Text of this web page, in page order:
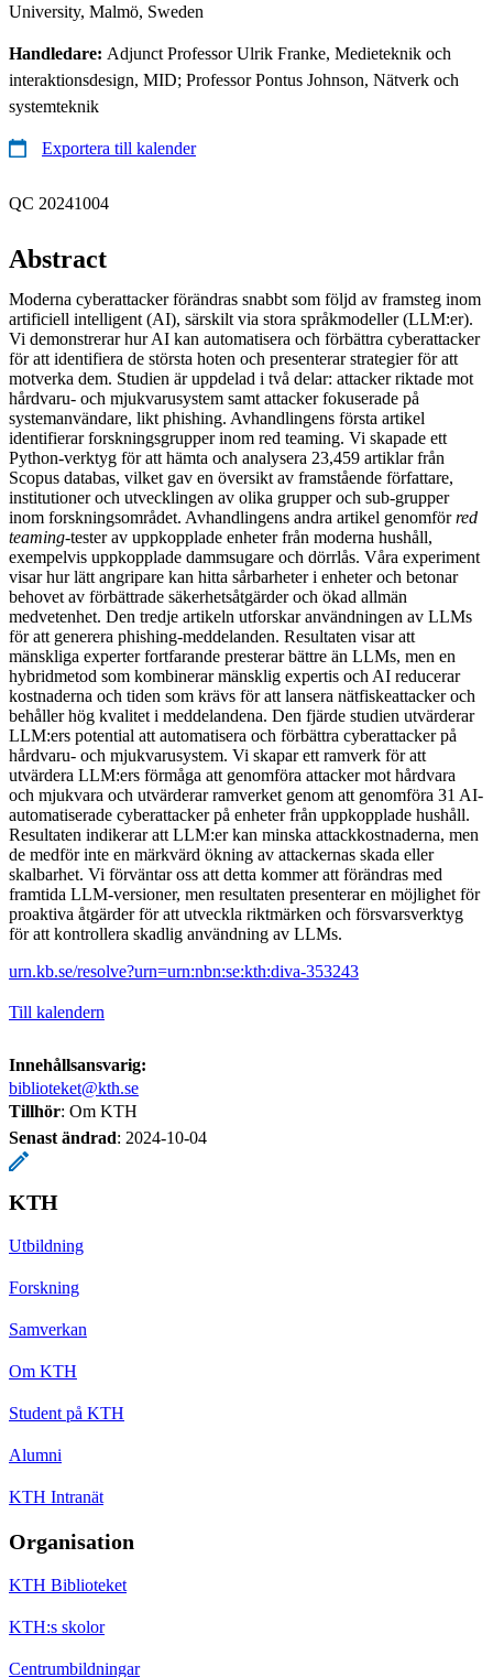
University, Malmö, Sweden
Handledare: Adjunct Professor Ulrik Franke, Medieteknik och
interaktionsdesign, MID; Professor Pontus Johnson, Nätverk och
systemteknik
Exportera till kalender
QC 20241004
Abstract
Moderna cyberattacker förändras snabbt som följd av framsteg inom
artificiell intelligent (AI), särskilt via stora språkmodeller (LLM:er).
Vi demonstrerar hur AI kan automatisera och förbättra cyberattacker
för att identifiera de största hoten och presenterar strategier för att
motverka dem. Studien är uppdelad i två delar: attacker riktade mot
hårdvaru- och mjukvarusystem samt attacker fokuserade på
systemanvändare, likt phishing. Avhandlingens första artikel
identifierar forskningsgrupper inom red teaming. Vi skapade ett
Python-verktyg för att hämta och analysera 23,459 artiklar från
Scopus databas, vilket gav en översikt av framstående författare,
institutioner och utvecklingen av olika grupper och sub-grupper
inom forskningsområdet. Avhandlingens andra artikel genomförred
teaming-tester av uppkopplade enheter från moderna hushåll,
exempelvis uppkopplade dammsugare och dörrlås. Våra experiment
visar hur lätt angripare kan hitta sårbarheter i enheter och betonar
behovet av förbättrade säkerhetsåtgärder och ökad allmän
medvetenhet. Den tredje artikeln utforskar användningen av LLMs
för att generera phishing-meddelanden. Resultaten visar att
mänskliga experter fortfarande presterar bättre än LLMs, men en
hybridmetod som kombinerar mänsklig expertis och AI reducerar
kostnaderna och tiden som krävs för att lansera nätfiskeattacker och
behåller hög kvalitet i meddelandena. Den fjärde studien utvärderar
LLM:ers potential att automatisera och förbättra cyberattacker på
hårdvaru- och mjukvarusystem. Vi skapar ett ramverk för att
utvärdera LLM:ers förmåga att genomföra attacker mot hårdvara
och mjukvara och utvärderar ramverket genom att genomföra 31 AI-
automatiserade cyberattacker på enheter från uppkopplade hushåll.
Resultaten indikerar att LLM:er kan minska attackkostnaderna, men
de medför inte en märkvärd ökning av attackernas skada eller
skalbarhet. Vi förväntar oss att detta kommer att förändras med
framtida LLM-versioner, men resultaten presenterar en möjlighet för
proaktiva åtgärder för att utveckla riktmärken och försvarsverktyg
för att kontrollera skadlig användning av LLMs.
urn.kb.se/resolve?urn=urn:nbn:se:kth:diva-353243
Till kalendern
Innehållsansvarig:
biblioteket@kth.se
Tillhör: Om KTH
Senast ändrad: 2024-10-04
KTH
Utbildning
Forskning
Samverkan
Om KTH
Student på KTH
Alumni
KTH Intranät
Organisation
KTH Biblioteket
KTH:s skolor
Centrumbildningar